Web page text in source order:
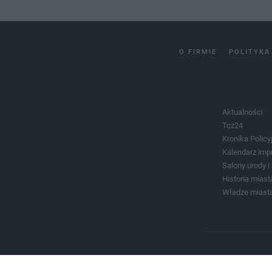
O FIRMIE POLITYKA
Aktualności
Tcz24
Kronika
Kalendarz
Salony urody i
Historia
Władze